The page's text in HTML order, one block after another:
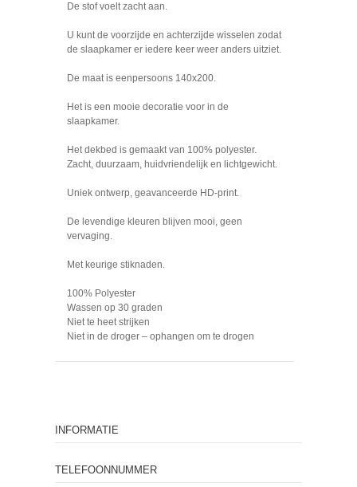
De stof voelt zacht aan.
U kunt de voorzijde en achterzijde wisselen zodat
de slaapkamer er iedere keer weer anders uitziet.
De maat is eenpersoons 140x200.
Het is een mooie decoratie voor in de
slaapkamer.
Het dekbed is gemaakt van 100% polyester.
Zacht, duurzaam, huidvriendelijk en lichtgewicht.
Uniek ontwerp, geavanceerde HD-print.
De levendige kleuren blijven mooi, geen
vervaging.
Met keurige stiknaden.
100% Polyester
Wassen op 30 graden
Niet te heet strijken
Niet in de droger – ophangen om te drogen
INFORMATIE
TELEFOONNUMMER